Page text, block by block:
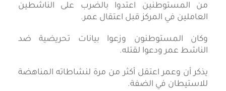
من المستوطنين اعتدوا بالضرب على الناشطين
العاملين في المركز قبل اعتقال عمر.
وكان المستوطنون وزعوا بيانات تحريضية ضد
الناشط عمر ودعوا لقتله.
يذكر أن وعمر اعتقل أكثر من مرة لنشاطاته المناهضة
للاستيطان في الضفة.